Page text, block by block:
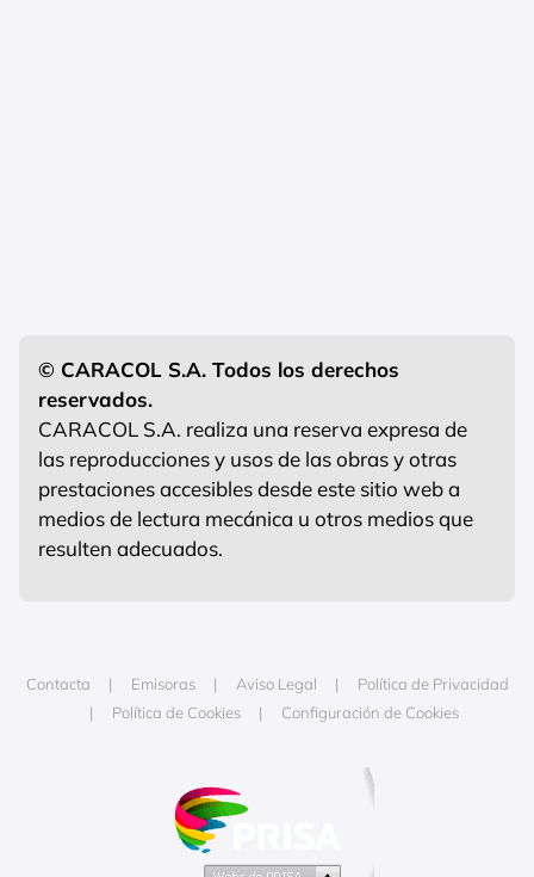
© CARACOL S.A. Todos los derechos
reservados.
CARACOL S.A. realiza una reserva expresa de
las reproducciones y usos de las obras y otras
prestaciones accesibles desde este sitio web a
medios de lectura mecánica u otros medios que
resulten adecuados.
Contacta Emisoras Aviso Legal
Política de Privacidad
Política de Cookies
Configuración de Cookies